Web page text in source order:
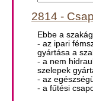
2814 -
Ebbe a
- az ipari
gyártása a
- a nem
szelepek
- az
- a fűtési